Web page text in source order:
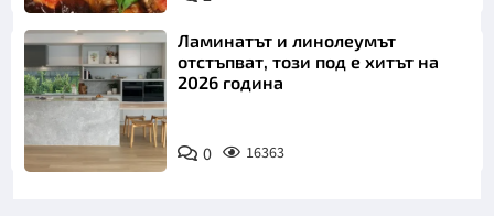
Ламинатът и линолеумът
отстъпват, този под е хитът на
2026 година
0 16363